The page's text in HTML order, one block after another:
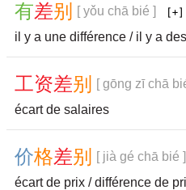
有差别
[ yǒu chā bié ]
il y a une différence / il y a
工资差别
[ gōng zī chā
écart de salaires
价格差别
[ jià gé chā bié ]
écart de prix / différence de